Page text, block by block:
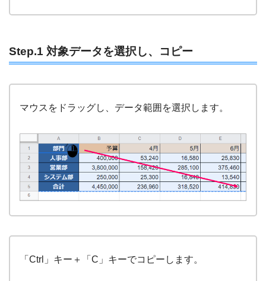
Step.1 対象データを選択し、コピー
マウスをドラッグし、データ範囲を選択します。
「Ctrl」キー＋「C」キーでコピーします。